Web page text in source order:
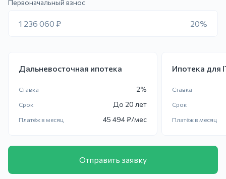
Первоначальный взнос
1 236 060 ₽ 20%
Дальневосточная ипотека
Ставка 2%
Срок До 20 лет
Платёж в месяц 45 494₽/мес
Ипотека для
Ставка
Срок
Платёж в месяц
Отправить заявку